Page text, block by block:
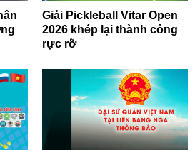
Giải Pickleball Vitar Open
2026 khép lại thành công
rực rỡ